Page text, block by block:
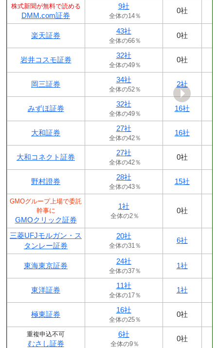
株式新聞が無料で読める
DMM.com証券
9社
全体の14％
0社
楽天証券
43社
全体の66％
0社
岩井コスモ証券
32社
全体の49％
0社
岡三証券
34社
全体の52％
2社
みずほ証券
32社
全体の49％
16社
大和証券
27社
全体の42％
16社
大和コネクト証券
27社
全体の42％
0社
野村證券
28社
全体の43％
15社
GMOグループ上場で委託
幹事に
GMOクリック証券
1社
全体の2％
0社
三菱UFJモルガン・ス
タンレー証券
20社
全体の31％
6社
東海東京証券
24社
全体の37％
1社
東洋証券
11社
全体の17％
1社
極東証券
16社
全体の25％
0社
重複申込不可
むさし証券
6社
全体の9％
0社